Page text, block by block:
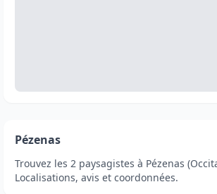
Pézenas
Trouvez les 2 paysagistes à Pézenas
Localisations, avis et coordonnées.